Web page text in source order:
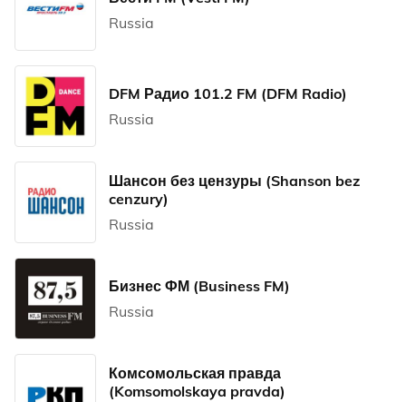
Russia
DFM Радио 101.2 FM (DFM Radio)
Russia
Шансон без цензуры (Shanson bez
cenzury)
Russia
Бизнес ФМ (Business FM)
Russia
Комсомольская правда
(Komsomolskaya pravda)